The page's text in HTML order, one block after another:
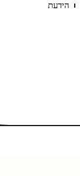
הידעת